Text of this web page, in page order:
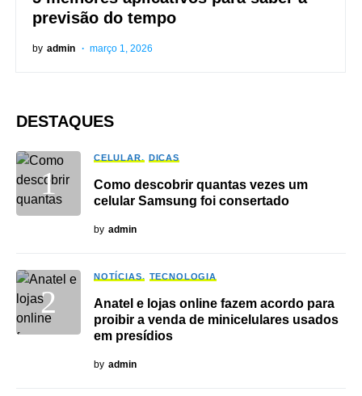
previsão do tempo
by admin março 1, 2026
DESTAQUES
CELULAR DICAS
Como descobrir quantas vezes um
celular Samsung foi consertado
by admin
NOTÍCIAS TECNOLOGIA
Anatel e lojas online fazem acordo para
proibir a venda de minicelulares usados
em presídios
by admin